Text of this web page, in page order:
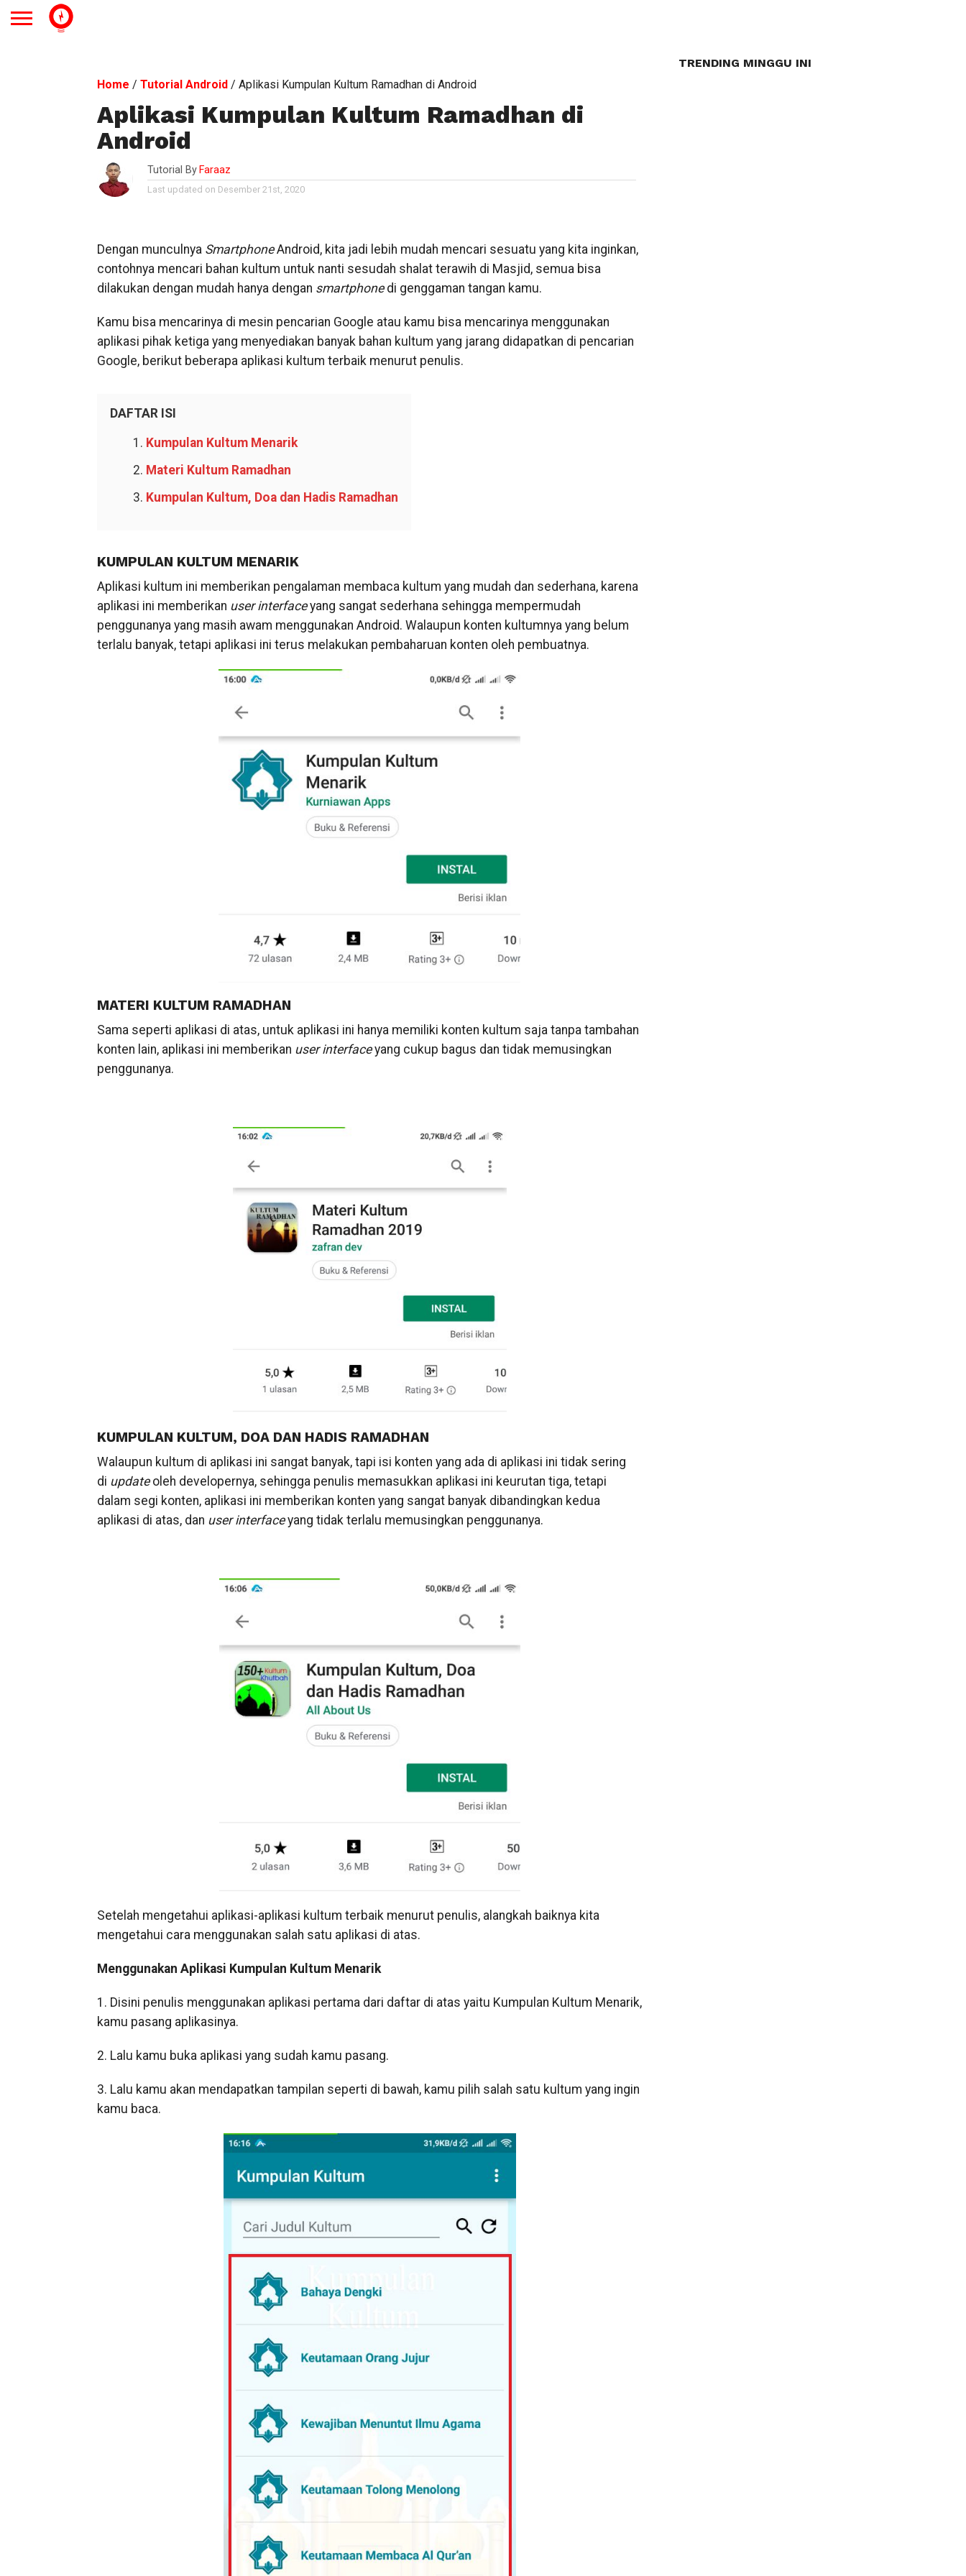
Home / Tutorial Android/ Aplikasi Kumpulan Kultum Ramadhan di Android
Aplikasi Kumpulan Kultum Ramadhan di
Android
Tutorial By Faraaz
Last updated on Desember 21st, 2020
Dengan munculnya SmartphoneAndroid, kita jadi lebih mudah mencari sesuatu yang kita inginkan,
contohnya mencari bahan kultum untuk nanti sesudah shalat terawih di Masjid, semua bisa
dilakukan dengan mudah hanya dengan smartphone di genggaman tangan kamu.
Kamu bisa mencarinya di mesin pencarian Google atau kamu bisa mencarinya menggunakan
aplikasi pihak ketiga yang menyediakan banyak bahan kultum yang jarang didapatkan di pencarian
Google, berikut beberapa aplikasi kultum terbaik menurut penulis.
DAFTAR ISI
Kumpulan Kultum Menarik
Materi Kultum Ramadhan
Kumpulan Kultum, Doa dan Hadis Ramadhan
KUMPULAN KULTUM MENARIK
Aplikasi kultum ini memberikan pengalaman membaca kultum yang mudah dan sederhana, karena
aplikasi ini memberikan user interfaceyang sangat sederhana sehingga mempermudah
penggunanya yang masih awam menggunakan Android. Walaupun konten kultumnya yang belum
terlalu banyak, tetapi aplikasi ini terus melakukan pembaharuan konten oleh pembuatnya.
MATERI KULTUM RAMADHAN
Sama seperti aplikasi di atas, untuk aplikasi ini hanya memiliki konten kultum saja tanpa tambahan
konten lain, aplikasi ini memberikan user interfaceyang cukup bagus dan tidak memusingkan
penggunanya.
KUMPULAN KULTUM, DOA DAN HADIS RAMADHAN
Walaupun kultum di aplikasi ini sangat banyak, tapi isi konten yang ada di aplikasi ini tidak sering
di update oleh developernya, sehingga penulis memasukkan aplikasi ini keurutan tiga, tetapi
dalam segi konten, aplikasi ini memberikan konten yang sangat banyak dibandingkan kedua
aplikasi di atas, dan user interfaceyang tidak terlalu memusingkan penggunanya.
Setelah mengetahui aplikasi-aplikasi kultum terbaik menurut penulis, alangkah baiknya kita
mengetahui cara menggunakan salah satu aplikasi di atas.
Menggunakan Aplikasi Kumpulan Kultum Menarik
1. Disini penulis menggunakan aplikasi pertama dari daftar di atas yaitu Kumpulan Kultum Menarik,
kamu pasang aplikasinya.
2. Lalu kamu buka aplikasi yang sudah kamu pasang.
3. Lalu kamu akan mendapatkan tampilan seperti di bawah, kamu pilih salah satu kultum yang ingin
kamu baca.
TRENDING MINGGU INI